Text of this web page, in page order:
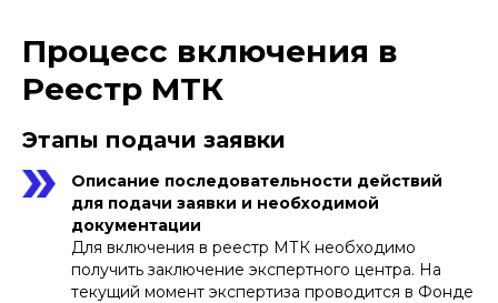
Процесс включения в
Реестр МТК
Этапы подачи заявки
Описание последовательности действий
для подачи заявки и необходимой
документации
Для включения в реестр МТК необходимо
получить заключение экспертного центра. На
текущий момент экспертиза проводится в Фонде